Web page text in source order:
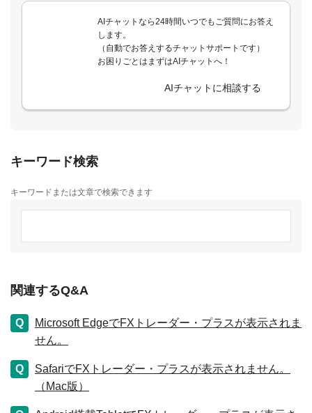
AIチャットなら24時間いつでもご質問にお答え
します。
（自動でお答えするチャットサポートです）
お困りごとはまずはAIチャットへ！
AIチャットに相談する
キーワード検索
キーワードまたは文章で検索できます
関連するQ&A
Microsoft EdgeでFXトレーダー・プラスが表示されま
せん。
SafariでFXトレーダー・プラスが表示されません。
（Mac版）